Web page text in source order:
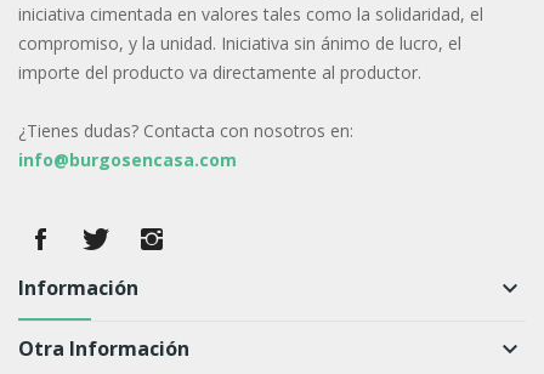
iniciativa cimentada en valores tales como la solidaridad, el
compromiso, y la unidad. Iniciativa sin ánimo de lucro, el
importe del producto va directamente al productor.
¿Tienes dudas? Contacta con nosotros en:
info@burgosencasa.com
Información keyboard_arrow_down
Otra Información keyboard_arrow_down